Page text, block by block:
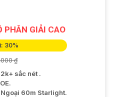
PHÂN GIẢI CAO
30%
₫
sắc nét .
60m Starlight.